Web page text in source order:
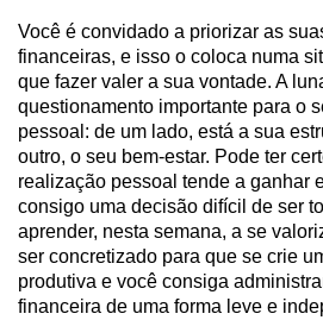
Você é convidado a priorizar as
financeiras, e isso o coloca numa
que fazer valer a sua vontade. A
questionamento importante para o
pessoal: de um lado, está a sua
outro, o seu bem-estar. Pode ter
realização pessoal tende a ganhar
consigo uma decisão difícil de ser
aprender, nesta semana, a se
ser concretizado para que se crie
produtiva e você consiga
financeira de uma forma leve e